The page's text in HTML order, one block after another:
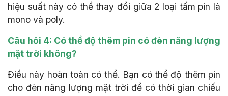
hiệu suất này có thể thay đổi giữa 2 loại tấm pin là
mono và poly.
Câu hỏi 4: Có thể độ thêm pin có đèn năng lượng
mặt trời không?
Điều này hoàn toàn có thể. Bạn có thể độ thêm pin
cho đèn năng lượng mặt trời để có thời gian chiếu